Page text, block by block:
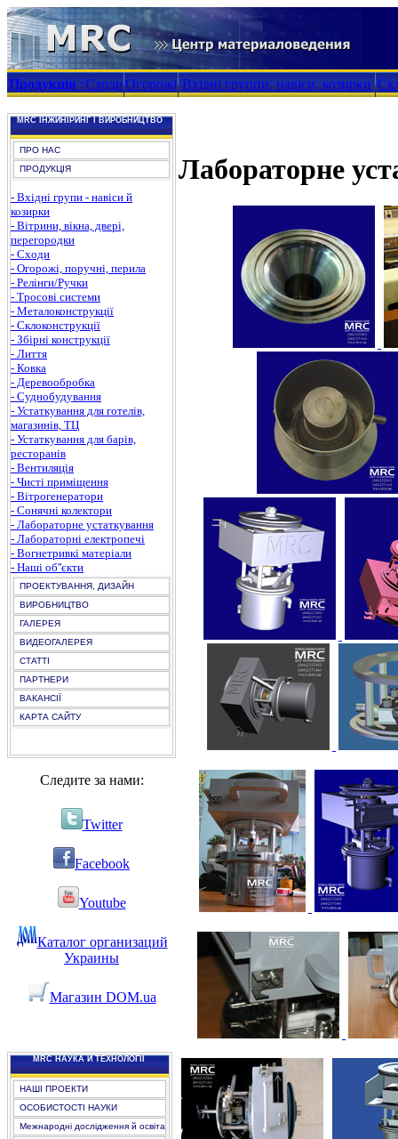
Продукція:СходиОгорожі Вхідні группи, навіси, козирки
MRC ІНЖИНІРИНГ І ВИРОБНИЦТВО
ПРО НАС
ПРОДУКЦІЯ
- Вхідні групи - навіси й
козирки
- Вітрини, вікна, двері,
перегородки
- Сходи
- Огорожі, поручні, перила
- Релінги/Ручки
- Тросові системи
- Металоконструкції
- Склоконструкції
- Збірні конструкції
- Лиття
- Ковка
- Деревообробка
- Суднобудування
- Устаткування для готелів,
магазинів, ТЦ
- Устаткування для барів,
ресторанів
- Вентиляція
- Чисті приміщення
- Вітрогенератори
- Сонячні колектори
- Лабораторне устаткування
- Лабораторні електропечі
- Вогнетривкі матеріали
- Наші об''єкти
ПРОЕКТУВАННЯ, ДИЗАЙН
ВИРОБНИЦТВО
ГАЛЕРЕЯ
ВИДЕОГАЛЕРЕЯ
СТАТТІ
ПАРТНЕРИ
ВАКАНСІЇ
КАРТА САЙТУ
Следите за нами:
Twitter
Facebook
Youtube
Каталог организаций
Украины
Магазин DOM.ua
MRC НАУКА Й ТЕХНОЛОГІЇ
НАШІ ПРОЕКТИ
ОСОБИСТОСТІ НАУКИ
Межнародні дослідження й освіта
Лабораторне